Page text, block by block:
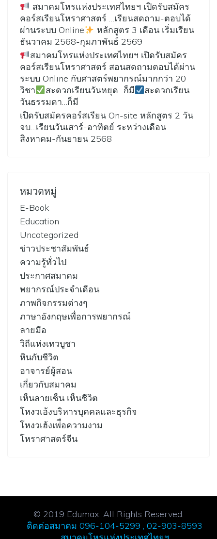
สมาคมโหรแห่งประเทศไทยฯ เปิดรับสมัคร
คอร์สเรียนโหราศาสตร์ …เรียนสดถาม-ตอบได้
ผ่านระบบ Online
หลักสูตร 3 เดือน เริ่มเรียน
ธันวาคม 2568-กุมภาพันธ์ 2569
สมาคมโหรแห่งประเทศไทยฯ เปิดรับสมัคร
คอร์สเรียนโหราศาสตร์ สอนสดถามตอบได้ผ่าน
ระบบ Online กับศาสตร์พยากรณ์มากกว่า 20
วิชา
สะดวกเรียนวันหยุด…ก็มี
สะดวกเรียน
วันธรรมดา…ก็มี
เปิดรับสมัครคอร์สเรียน On-site หลักสูตร 2 วัน
จบ…เรียนวันเสาร์-อาทิตย์ ระหว่างเดือน
สิงหาคม-กันยายน 2568
หมวดหมู่
E-Book
Education
Uncategorized
ข่าวประชาสัมพันธ์
ความรู้ทั่วไป
ประกาศสมาคม
พยากรณ์ประจำเดือน
ภาพกิจกรรมต่างๆ
ภาษาอังกฤษเพื่อการพยากรณ์
ลายมือ
วิถีแห่งเทวบูชา
หินกับชีวิต
อาจารย์ผู้สอน
เกี่ยวกับสมาคม
เห็นลายเซ็น เห็นชีวิต
โหงวเฮ้งบริหารบุคคลและธุรกิจ
โหงวเฮ้งเพ่ือความงาม
โหราศาสตร์จีน
© 2019 Edumax. All Rights Reserved.
ติดต่อสมาคม 096-104-5299 , 02-903-8593